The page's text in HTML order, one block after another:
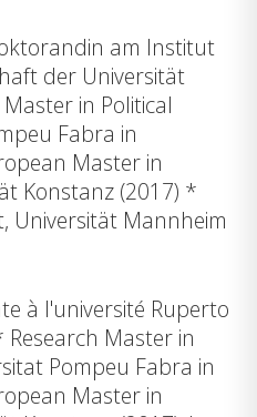
am Institut
der Universität
in Political
Fabra in
Master in
Konstanz (2017) *
Universität Mannheim
à l'université Ruperto
Master in
Pompeu Fabra in
Master in